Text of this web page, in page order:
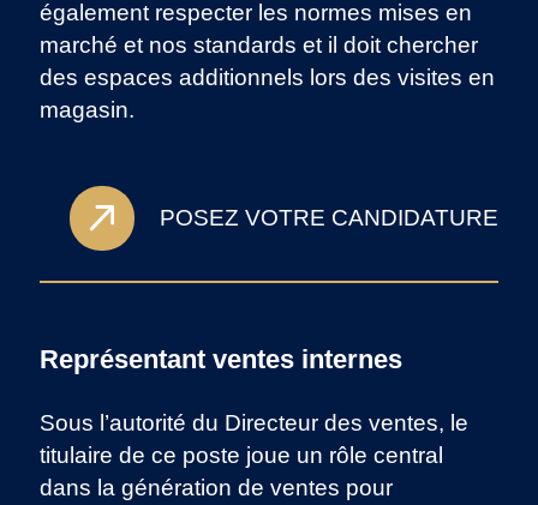
également respecter les normes mises en
marché et nos standards et il doit chercher
des espaces additionnels lors des visites en
magasin.
POSEZ VOTRE CANDIDATURE
Représentant ventes internes
Sous l’autorité du Directeur des ventes, le
titulaire de ce poste joue un rôle central
dans la génération de ventes pour